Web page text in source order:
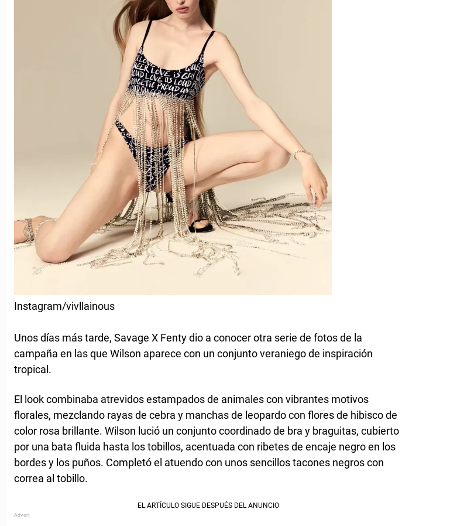
Instagram/vivllainous
Unos días más tarde, Savage X Fenty dio a conocer otra serie de fotos de la
campaña en las que Wilson aparece con un conjunto veraniego de inspiración
tropical.
El look combinaba atrevidos estampados de animales con vibrantes motivos
florales, mezclando rayas de cebra y manchas de leopardo con flores de hibisco de
color rosa brillante. Wilson lució un conjunto coordinado de bra y braguitas, cubierto
por una bata fluida hasta los tobillos, acentuada con ribetes de encaje negro en los
bordes y los puños. Completó el atuendo con unos sencillos tacones negros con
correa al tobillo.